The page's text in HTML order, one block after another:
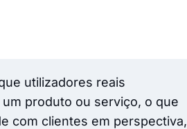
utilizadores reais
produto ou serviço, o que
com clientes em perspectiva,